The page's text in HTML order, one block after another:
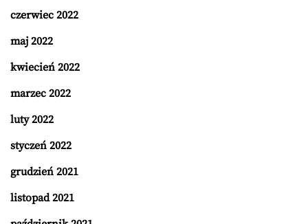
czerwiec 2022
maj 2022
kwiecień 2022
marzec 2022
luty 2022
styczeń 2022
grudzień 2021
listopad 2021